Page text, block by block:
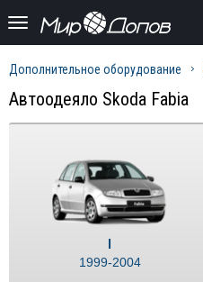
Дополнительное оборудование
Автоодеяло Skoda Fabia
I
1999-2004